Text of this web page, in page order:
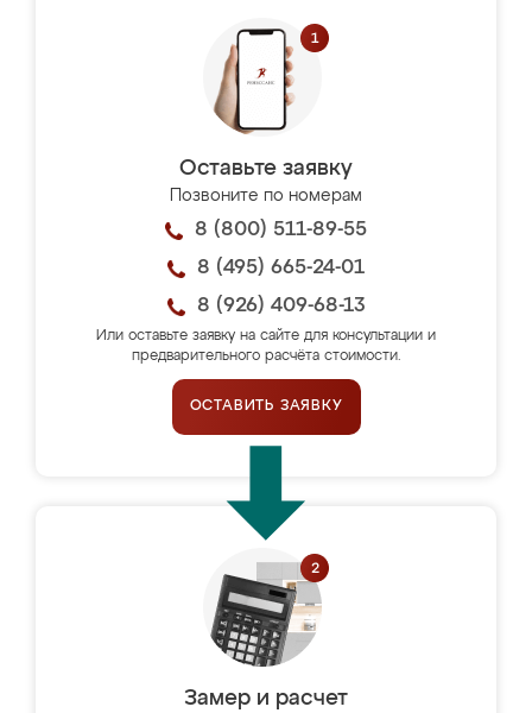
Оставьте заявку
Позвоните по номерам
8 (800) 511-89-55
8 (495) 665-24-01
8 (926) 409-68-13
Или оставьте заявку на сайте для консультации и
предварительного расчёта стоимости.
ОСТАВИТЬ ЗАЯВКУ
Замер и расчет